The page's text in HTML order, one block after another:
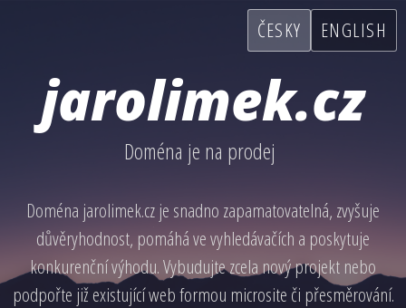
ČESKY ENGLISH
jarolimek.cz
Doména je na prodej
Doména jarolimek.cz je snadno zapamatovatelná, zvyšuje
důvěryhodnost, pomáhá ve vyhledávačích a poskytuje
konkurenční výhodu. Vybudujte zcela nový projekt nebo
podpořte již existující web formou microsite či přesměrování.